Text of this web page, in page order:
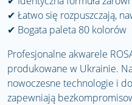
✔ Łatwo się rozpuszczają,
✔ Bogata paleta 80 kolorów
Profesjonalne akwarele
produkowane w Ukrainie.
nowoczesne technologie i
zapewniają